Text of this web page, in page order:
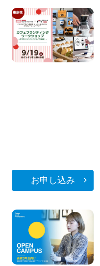
お申し込み